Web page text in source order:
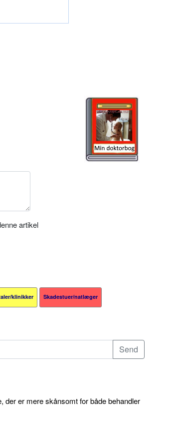
artikel
klinikker Skadestuer/natlæger
er mere skånsomt for både behandler